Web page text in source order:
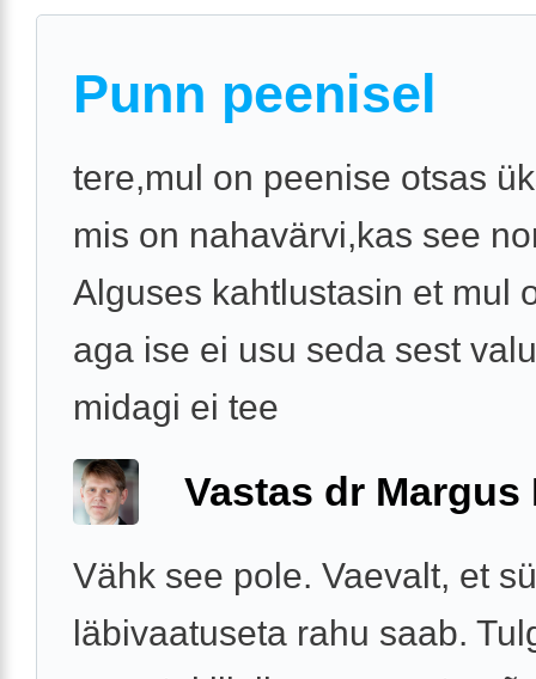
Punn peenisel
tere,mul on peenise otsas
mis on nahavärvi,kas see
Alguses kahtlustasin et mul
aga ise ei usu seda sest
midagi ei tee
Vastas dr Margus
Vähk see pole. Vaevalt, et
läbivaatuseta rahu saab.